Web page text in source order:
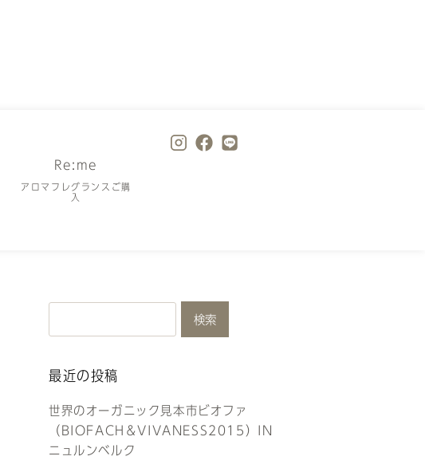
Re:me
アロマフレグランスご購
入
最近の投稿
世界のオーガニック見本市ビオファ
（BIOFACH＆VIVANESS2015）IN
ニュルンベルク